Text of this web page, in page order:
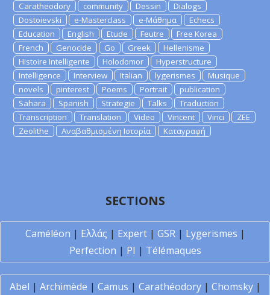
Caratheodory
community Dessin
Dialogs
Dostoievski
e-Masterclass e-Μάθημα
Echecs
Education
English Etude Feutre
Free Korea
French
Genocide Go Greek
Hellenisme
Histoire Intelligente
Holodomor
Hyperstructure
Intelligence
Interview Italian lygerismes
Musique
novels
pinterest Poems Portrait
publication
Sahara
Spanish Strategie Talks
Traduction
Transcription
Translation Video Vincent Vinci
ZEE
Zeolithe
Αναβαθμισμένη Ιστορία Καταγραφή
SECTIONS
Caméléon | Ελλάς | Expert| GSR| Lygerismes |
Perfection | PI | Télémaques
Abel | Archimède | Camus | Carathéodory| Chomsky|